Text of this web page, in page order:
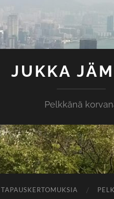
JUKKA
Pelkkänä
TAPAUSKERTOMUKSIA